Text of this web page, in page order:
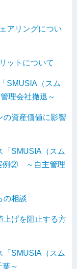
アリングについ
ットについて
SMUSIA（スム
理会社撤退～
の資産価値に影響
「SMUSIA（スム
例② ～自主管理
の相談
げを阻止する方
「SMUSIA（スム
～